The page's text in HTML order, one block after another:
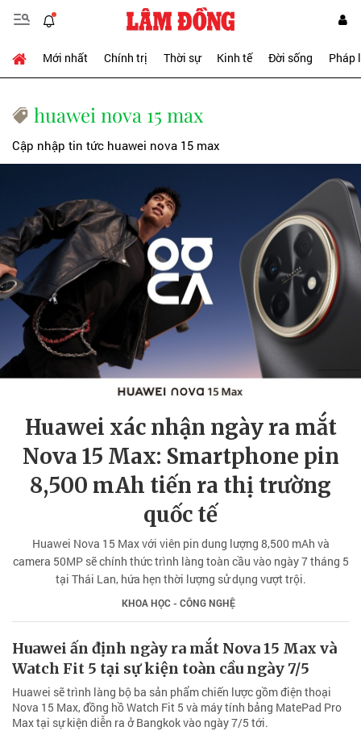
Mới nhất Chính trị Thời sự Kinh tế Đời sống Pháp
huawei nova 15 max
Cập nhập tin tức huawei nova 15 max
Huawei xác nhận ngày ra mắt
Nova 15 Max: Smartphone pin
8,500 mAh tiến ra thị trường
quốc tế
Huawei Nova 15 Max với viên pin dung lượng 8,500 mAh và
camera 50MP sẽ chính thức trình làng toàn cầu vào ngày 7 tháng 5
tại Thái Lan, hứa hẹn thời lượng sử dụng vượt trội.
KHOA HỌC - CÔNG NGHỆ
Huawei ấn định ngày ra mắt Nova 15 Max và
Watch Fit 5 tại sự kiện toàn cầu ngày 7/5
Huawei sẽ trình làng bộ ba sản phẩm chiến lược gồm điện thoại
Nova 15 Max, đồng hồ Watch Fit 5 và máy tính bảng MatePad Pro
Max tại sự kiện diễn ra ở Bangkok vào ngày 7/5 tới.